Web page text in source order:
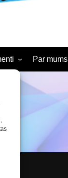
un pasākumu
Par mums
Kontakti